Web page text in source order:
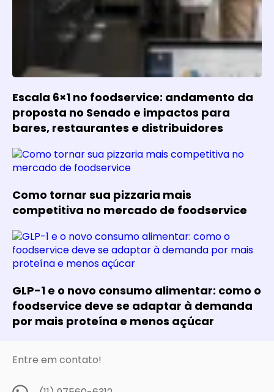
Escala 6×1 no foodservice: andamento da
proposta no Senado e impactos para
bares, restaurantes e distribuidores
Como tornar sua pizzaria mais
competitiva no mercado de foodservice
GLP-1 e o novo consumo alimentar: como o
foodservice deve se adaptar à demanda
por mais proteína e menos açúcar
Entre em contato!